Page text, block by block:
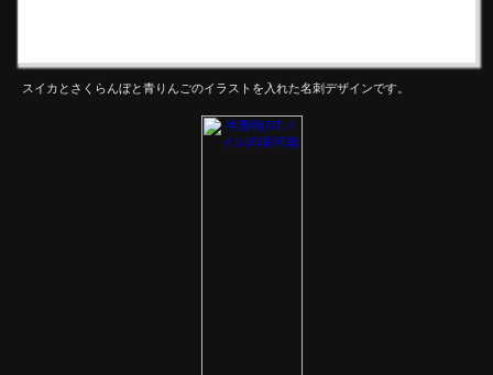
スイカとさくらんぼと青りんごのイラストを入れた名刺デザインです。